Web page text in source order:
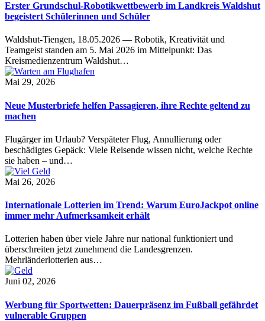
Erster Grundschul-Robotikwettbewerb im Landkreis Waldshut
begeistert Schülerinnen und Schüler
Waldshut-Tiengen, 18.05.2026 — Robotik, Kreativität und
Teamgeist standen am 5. Mai 2026 im Mittelpunkt: Das
Kreismedienzentrum Waldshut…
Mai 29, 2026
Neue Musterbriefe helfen Passagieren, ihre Rechte geltend zu
machen
Flugärger im Urlaub? Verspäteter Flug, Annullierung oder
beschädigtes Gepäck: Viele Reisende wissen nicht, welche Rechte
sie haben – und…
Mai 26, 2026
Internationale Lotterien im Trend: Warum EuroJackpot online
immer mehr Aufmerksamkeit erhält
Lotterien haben über viele Jahre nur national funktioniert und
überschreiten jetzt zunehmend die Landesgrenzen.
Mehrländerlotterien aus…
Juni 02, 2026
Werbung für Sportwetten: Dauerpräsenz im Fußball gefährdet
vulnerable Gruppen